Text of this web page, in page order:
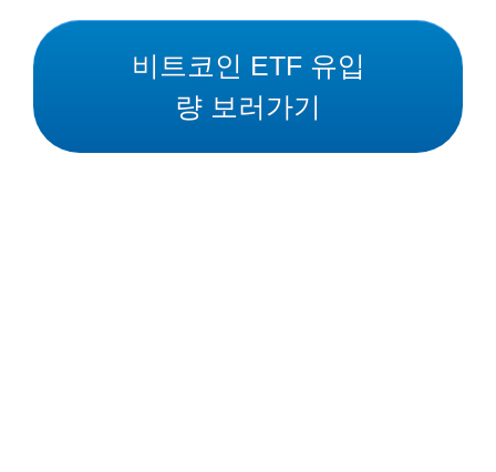
비트코인 ETF 유입
량 보러가기